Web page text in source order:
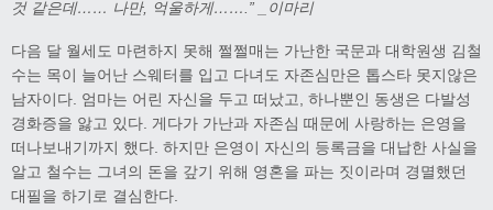
것 같은데…… 나만, 억울하게…….” _이마리
다음 달 월세도 마련하지 못해 쩔쩔매는 가난한 국문과 대학원생 김철
수는 목이 늘어난 스웨터를 입고 다녀도 자존심만은 톱스타 못지않은
남자이다. 엄마는 어린 자신을 두고 떠났고, 하나뿐인 동생은 다발성
경화증을 앓고 있다. 게다가 가난과 자존심 때문에 사랑하는 은영을
떠나보내기까지 했다. 하지만 은영이 자신의 등록금을 대납한 사실을
알고 철수는 그녀의 돈을 갚기 위해 영혼을 파는 짓이라며 경멸했던
대필을 하기로 결심한다.